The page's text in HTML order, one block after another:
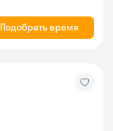
Подобрать время